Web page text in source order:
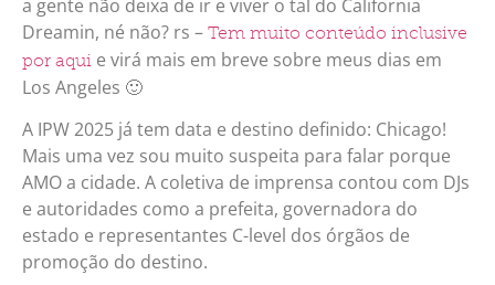
a gente não deixa de ir e viver o tal do California
Dreamin, né não? rs – Tem muito conteúdo inclusive
por aqui e virá mais em breve sobre meus dias em
Los Angeles 🙂
A IPW 2025 já tem data e destino definido: Chicago!
Mais uma vez sou muito suspeita para falar porque
AMO a cidade. A coletiva de imprensa contou com DJs
e autoridades como a prefeita, governadora do
estado e representantes C-level dos órgãos de
promoção do destino.